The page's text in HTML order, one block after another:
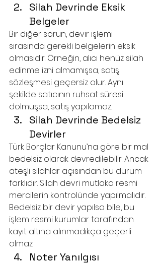
Silah Devrinde Eksik
Belgeler
Bir diğer sorun, devir işlemi
sırasında gerekli belgelerin eksik
olmasıdır. Örneğin, alıcı henüz silah
edinme izni almamışsa, satış
sözleşmesi geçersiz olur. Aynı
şekilde satıcının ruhsat süresi
dolmuşsa, satış yapılamaz.
Silah Devrinde Bedelsiz
Devirler
Türk Borçlar Kanunu’na göre bir mal
bedelsiz olarak devredilebilir. Ancak
ateşli silahlar açısından bu durum
farklıdır. Silah devri mutlaka resmi
mercilerin kontrolünde yapılmalıdır.
Bedelsiz bir devir yapılsa bile, bu
işlem resmi kurumlar tarafından
kayıt altına alınmadıkça geçerli
olmaz.
Noter Yanılgısı